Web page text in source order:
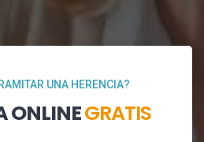
UNA HERENCIA?
ONLINEGRATIS